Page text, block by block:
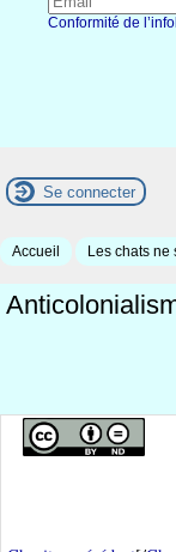
Conformité de
Se connecter
Accueil Les chats ne